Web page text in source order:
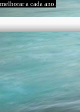
melhorar a cada ano.